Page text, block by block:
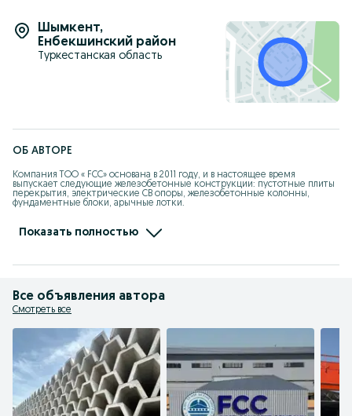
Шымкент,
Енбекшинский район
Туркестанская область
ОБ АВТОРЕ
Компания ТОО « FCC» основана в 2011 году, и в настоящее время
выпускает следующие железобетонные конструкции: пустотные плиты
перекрытия, электрические СВ опоры, железобетонные колонны,
фундаментные блоки, арычные лотки.
объему выпускаемой продукции и качеству. В компании налажено
серийное производство электрических СВ-опор 95-2, св 95-3.5, св 110-3.5,
Можем поставлять продукцию железнодорожным транспортом в любой
регион.
Показать полностью
Все объявления автора
Смотреть все